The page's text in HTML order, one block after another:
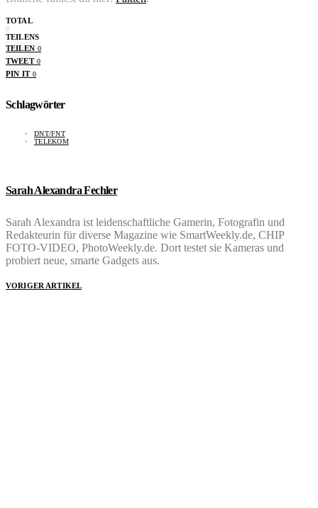
TOTAL
0
TEILENS
TEILEN 0
TWEET 0
PIN IT 0
Schlagwörter
DNT/FNT
TELEKOM
Sarah Alexandra Fechler
Sarah Alexandra ist leidenschaftliche Gamerin, Fotografin und
Redakteurin für diverse Magazine wie SmartWeekly.de, CHIP
FOTO-VIDEO, PhotoWeekly.de. Dort testet sie Kameras und
probiert neue, smarte Gadgets aus.
VORIGER ARTIKEL